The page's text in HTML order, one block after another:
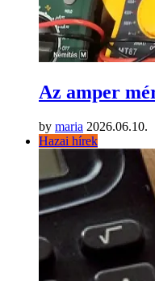
Az amper
by maria 2026.06.10.
Hazai hírek